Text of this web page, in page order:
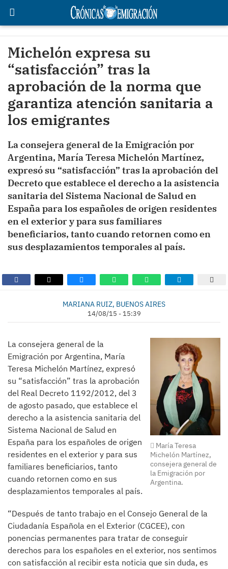
Michelón expresa su
“satisfacción” tras la
aprobación de la norma que
garantiza atención sanitaria a
los emigrantes
La consejera general de la Emigración por
Argentina, María Teresa Michelón Martínez,
expresó su “satisfacción” tras la aprobación del
Decreto que establece el derecho a la asistencia
sanitaria del Sistema Nacional de Salud en
España para los españoles de origen residentes
en el exterior y para sus familiares
beneficiarios, tanto cuando retornen como en
sus desplazamientos temporales al país.
MARIANA RUIZ, BUENOS AIRES
14/08/15 - 15:39
María Teresa
Michelón Martínez,
consejera general de
la Emigración por
Argentina.
La consejera general de la
Emigración por Argentina, María
Teresa Michelón Martínez, expresó
su “satisfacción” tras la aprobación
del Real Decreto 1192/2012, del 3
de agosto pasado, que establece el
derecho a la asistencia sanitaria del
Sistema Nacional de Salud en
España para los españoles de origen
residentes en el exterior y para sus
familiares beneficiarios, tanto
cuando retornen como en sus
desplazamientos temporales al país.
“Después de tanto trabajo en el Consejo General de la
Ciudadanía Española en el Exterior (CGCEE), con
ponencias permanentes para tratar de conseguir
derechos para los españoles en el exterior, nos sentimos
con satisfacción al recibir esta noticia que sin duda, es